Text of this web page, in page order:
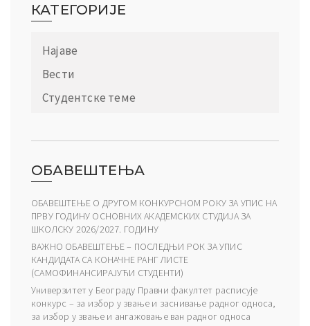
КАТЕГОРИЈЕ
Најаве
Вести
Студентске теме
ОБАВЕШТЕЊА
ОБАВЕШТЕЊЕ О ДРУГОМ КОНКУРСНОМ РОКУ ЗА УПИС НА
ПРВУ ГОДИНУ ОСНОВНИХ АКАДЕМСКИХ СТУДИЈА ЗА
ШКОЛСКУ 2026/2027. ГОДИНУ
ВАЖНО ОБАВЕШТЕЊЕ – ПОСЛЕДЊИ РОК ЗА УПИС
КАНДИДАТА СА КОНАЧНЕ РАНГ ЛИСТЕ
(САМОФИНАНСИРАЈУЋИ СТУДЕНТИ)
Универзитет у Београду Правни факултет расписује
конкурс – за избор у звање и заснивање радног односа,
за избор у звање и ангажовање ван радног односа